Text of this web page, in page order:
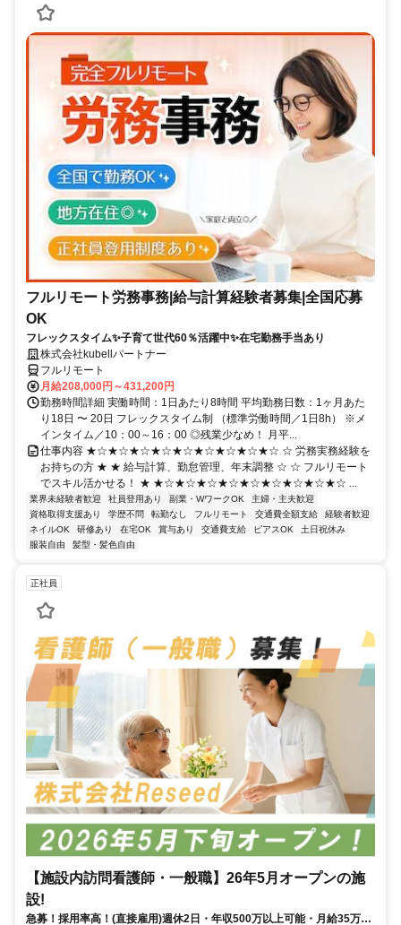
フルリモート労務事務|給与計算経験者募集|全国応募
OK
フレックスタイム✨子育て世代60％活躍中✨在宅勤務手当あり
株式会社kubellパートナー
フルリモート
月給208,000円～431,200円
勤務時間詳細 実働時間：1日あたり8時間 平均勤務日数：1ヶ月あた
り18日 〜 20日 フレックスタイム制 （標準労働時間／1日8h） ※メ
インタイム／10：00～16：00 ◎残業少なめ！ 月平...
仕事内容 ★☆★☆★☆★☆★☆★☆★☆★☆★☆ ☆ 労務実務経験を
お持ちの方 ★ ★ 給与計算、勤怠管理、年末調整 ☆ ☆ フルリモート
でスキル活かせる！ ★ ★☆★☆★☆★☆★☆★☆★☆★☆★☆ ...
業界未経験者歓迎 社員登用あり 副業・WワークOK
主婦・主夫歓迎
資格取得支援あり
学歴不問 転勤なし フルリモート 交通費全額支給
経験者歓迎
ネイルOK
研修あり 在宅OK 賞与あり 交通費支給 ピアスOK
土日祝休み
服装自由
髪型・髪色自由
正社員
【施設内訪問看護師・一般職】26年5月オープンの施
設!
急募！採用率高！(直接雇用)週休2日・年収500万以上可能・月給35万円